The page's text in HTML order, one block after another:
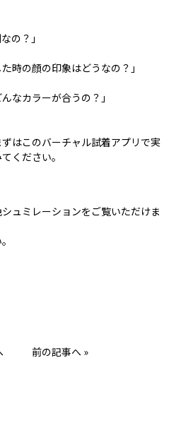
の？」
時の顔の印象はどうなの？」
なカラーが合うの？」
はこのバーチャル試着アプリで実
ください。
ュミレーションをご覧いただけま
前の記事へ »